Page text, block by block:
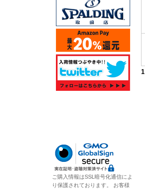
1
ご購入情報はSSL暗号化通信によ
り保護されております。 お客様